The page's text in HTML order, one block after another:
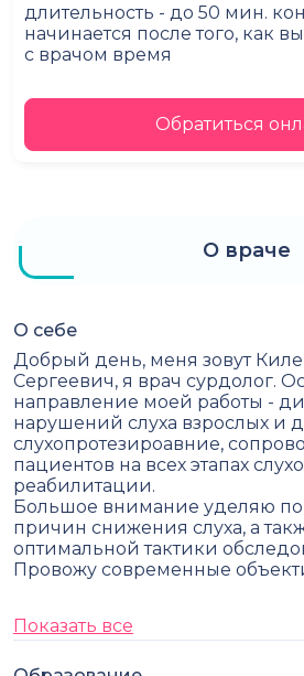
длительность - до 50 мин.
начинается после того, как
с врачом время
Обратиться
О враче
О себе
Добрый день, меня зовут
Сергеевич, я врач сурдолог.
направление моей работы -
нарушений слуха взрослых и
слухопротезироавние,
пациентов на всех этапах
реабилитации.
Большое внимание уделяю
причин снижения слуха, а
оптимальной тактики
Провожу современные
Показать все